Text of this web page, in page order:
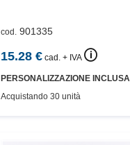
cod. 901335
15.28€ cad. + IVA 🛈
PERSONALIZZAZIONE INCLUSA
Acquistando 30 unità